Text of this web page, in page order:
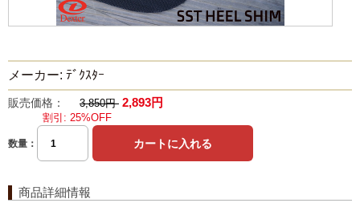
メーカー: ﾃﾞｸｽﾀｰ
販売価格： 3,850円 2,893円
割引: 25%OFF
数量：
商品詳細情報